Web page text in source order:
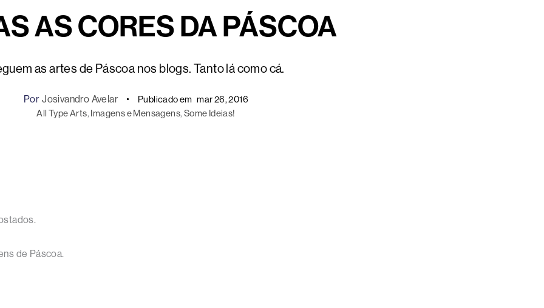
AS CORES DA PÁSCOA
as artes de Páscoa nos blogs. Tanto lá como cá.
Por Josivandro Avelar Publicado em mar 26, 2016
All Type Arts, Imagens e Mensagens, Some Ideias!
de Páscoa.